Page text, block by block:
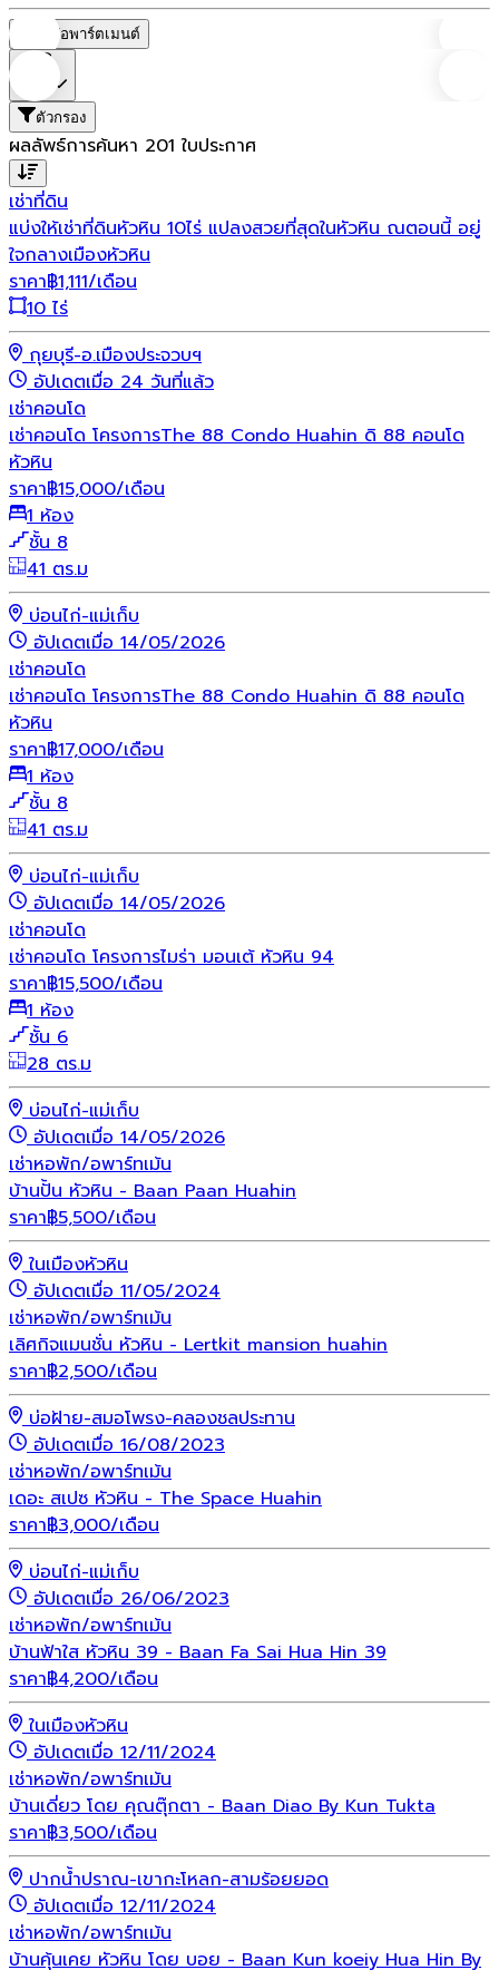
หอพัก/อพาร์ตเมนต์
ตัวกรอง
ผลลัพธ์การค้นหา 201 ใบประกาศ
เช่าที่ดิน
แบ่งให้เช่าที่ดินหัวหิน 10ไร่ แปลงสวยที่สุดในหัวหิน ณตอนนี้ อยู่
ใจกลางเมืองหัวหิน
ราคา฿1,111/เดือน
10 ไร่
กุยบุรี-อ.เมืองประจวบฯ
อัปเดตเมื่อ 24 วันที่แล้ว
เช่าคอนโด
เช่าคอนโด โครงการThe 88 Condo Huahin ดิ 88 คอนโด
หัวหิน
ราคา฿15,000/เดือน
1 ห้อง
ชั้น 8
41 ตร.ม
บ่อนไก่-แม่เก็บ
อัปเดตเมื่อ 14/05/2026
เช่าคอนโด
เช่าคอนโด โครงการThe 88 Condo Huahin ดิ 88 คอนโด
หัวหิน
ราคา฿17,000/เดือน
1 ห้อง
ชั้น 8
41 ตร.ม
บ่อนไก่-แม่เก็บ
อัปเดตเมื่อ 14/05/2026
เช่าคอนโด
เช่าคอนโด โครงการไมร่า มอนเต้ หัวหิน 94
ราคา฿15,500/เดือน
1 ห้อง
ชั้น 6
28 ตร.ม
บ่อนไก่-แม่เก็บ
อัปเดตเมื่อ 14/05/2026
เช่าหอพัก/อพาร์ทเม้น
บ้านปั้น หัวหิน - Baan Paan Huahin
ราคา฿5,500/เดือน
ในเมืองหัวหิน
อัปเดตเมื่อ 11/05/2024
เช่าหอพัก/อพาร์ทเม้น
เลิศกิจแมนชั่น หัวหิน - Lertkit mansion huahin
ราคา฿2,500/เดือน
บ่อฝ้าย-สมอโพรง-คลองชลประทาน
อัปเดตเมื่อ 16/08/2023
เช่าหอพัก/อพาร์ทเม้น
เดอะ สเปซ หัวหิน - The Space Huahin
ราคา฿3,000/เดือน
บ่อนไก่-แม่เก็บ
อัปเดตเมื่อ 26/06/2023
เช่าหอพัก/อพาร์ทเม้น
บ้านฟ้าใส หัวหิน 39 - Baan Fa Sai Hua Hin 39
ราคา฿4,200/เดือน
ในเมืองหัวหิน
อัปเดตเมื่อ 12/11/2024
เช่าหอพัก/อพาร์ทเม้น
บ้านเดี่ยว โดย คุณตุ๊กตา - Baan Diao By Kun Tukta
ราคา฿3,500/เดือน
ปากน้ำปราณ-เขากะโหลก-สามร้อยยอด
อัปเดตเมื่อ 12/11/2024
เช่าหอพัก/อพาร์ทเม้น
บ้านคุ้นเคย หัวหิน โดย บอย - Baan Kun koeiy Hua Hin By